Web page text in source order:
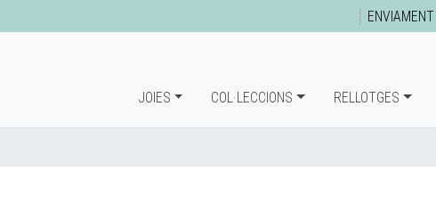
JOIES COL·LECCIONS RELLOTGES